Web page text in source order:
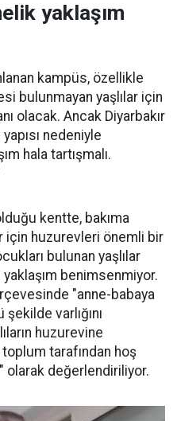
yaklaşım
kampüs, özellikle
bulunmayan yaşlılar için
olacak. Ancak Diyarbakır
nedeniyle
hala tartışmalı.
kentte, bakıma
için huzurevleri önemli bir
bulunan yaşlılar
benimsenmiyor.
"anne-babaya
şekilde varlığını
huzurevine
tarafından hoş
olarak değerlendiriliyor.